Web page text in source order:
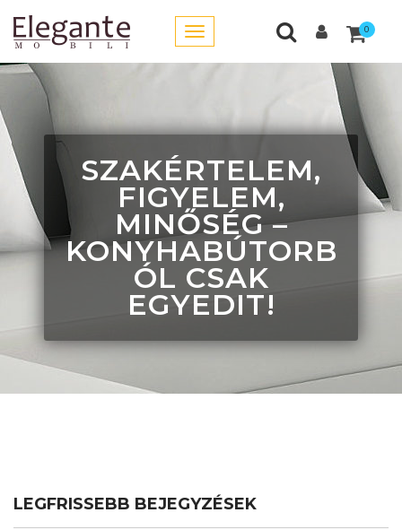
0
SZAKÉRTELEM,
FIGYELEM,
MINŐSÉG –
KONYHABÚTORB
ÓL CSAK
EGYEDIT!
LEGFRISSEBB BEJEGYZÉSEK